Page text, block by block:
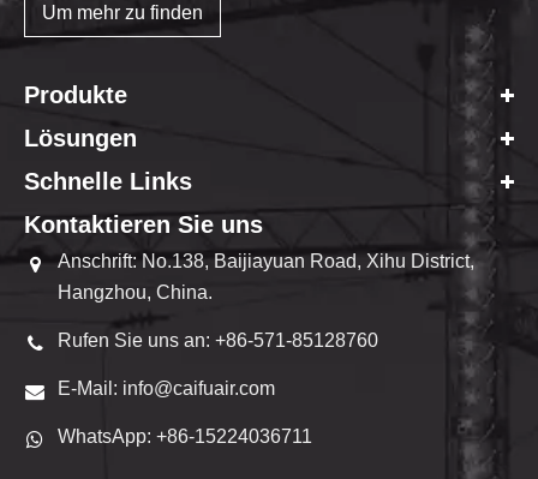
Um mehr zu finden
Produkte
Lösungen
Schnelle Links
Kontaktieren Sie uns
Anschrift: No.138, Baijiayuan Road, Xihu District,
Hangzhou, China.
Rufen Sie uns an: +86-571-85128760
E-Mail: info@caifuair.com
WhatsApp: +86-15224036711